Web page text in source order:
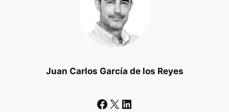
Juan Carlos García de los Reyes
Facebook X LinkedIn